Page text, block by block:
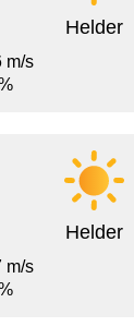
Helder
m/s
Helder
m/s